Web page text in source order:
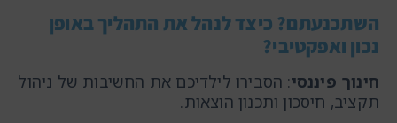
השתכנעתם? כיצד לנהל את התהליך באופן
נכון ואפקטיבי?
חינוך פיננסי: הסבירו לילדיכם את החשיבות של ניהול
תקציב, חיסכון ותכנון הוצאות.